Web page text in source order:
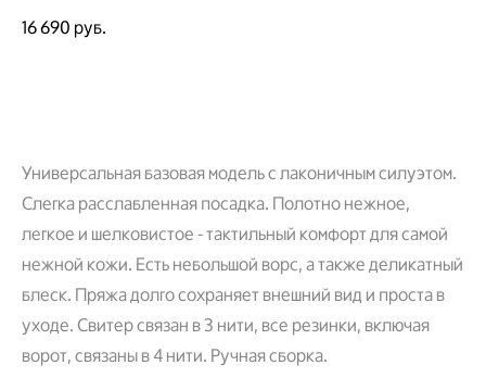
16 690 pуб.
Универсальная базовая модель с лаконичным силуэтом.
Слегка расслабленная посадка. Полотно нежное,
легкое и шелковистое - тактильный комфорт для самой
нежной кожи. Есть небольшой ворс, а также деликатный
блеск. Пряжа долго сохраняет внешний вид и проста в
уходе. Свитер связан в 3 нити, все резинки, включая
ворот, связаны в 4 нити. Ручная сборка.